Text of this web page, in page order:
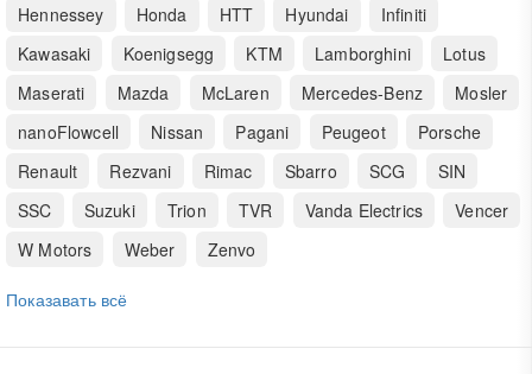
Hennessey
Honda HTT Hyundai
Infiniti
Kawasaki
Koenigsegg KTM Lamborghini
Lotus
Maserati
Mazda McLaren Mercedes-Benz
Mosler
nanoFlowcell
Nissan Pagani Peugeot
Porsche
Renault
Rezvani Rimac Sbarro SCG
SIN
SSC
Suzuki Trion TVR Vanda Electrics
Vencer
W Motors
Weber Zenvo
Показавать всё